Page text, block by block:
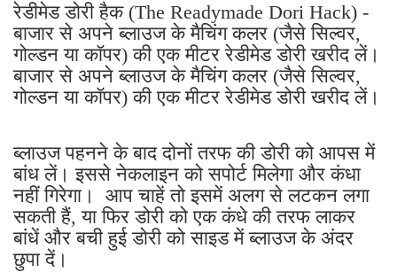
रेडीमेड डोरी हैक (The Readymade Dori Hack) -
बाजार से अपने ब्लाउज के मैचिंग कलर (जैसे सिल्वर,
गोल्डन या कॉपर) की एक मीटर रेडीमेड डोरी खरीद लें।
बाजार से अपने ब्लाउज के मैचिंग कलर (जैसे सिल्वर,
गोल्डन या कॉपर) की एक मीटर रेडीमेड डोरी खरीद लें।
ब्लाउज पहनने के बाद दोनों तरफ की डोरी को आपस में
बांध लें। इससे नेकलाइन को सपोर्ट मिलेगा और कंधा
नहीं गिरेगा। आप चाहें तो इसमें अलग से लटकन लगा
सकती हैं, या फिर डोरी को एक कंधे की तरफ लाकर
बांधें और बची हुई डोरी को साइड में ब्लाउज के अंदर
छुपा दें।